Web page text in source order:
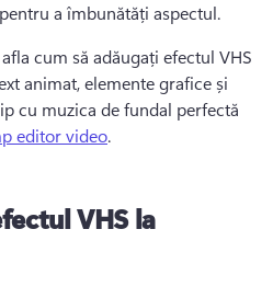
a îmbunătăți aspectul.
cum să adăugați efectul VHS
animat, elemente grafice și
cu muzica de fundal perfectă
editor video.
VHS la